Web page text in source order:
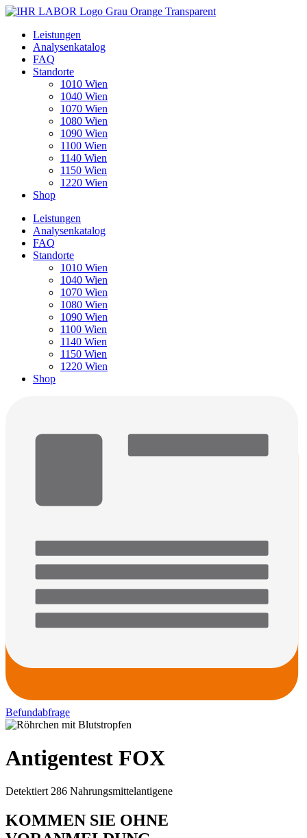
Leistungen
Analysenkatalog
FAQ
Standorte
1010 Wien
1040 Wien
1070 Wien
1080 Wien
1090 Wien
1100 Wien
1140 Wien
1150 Wien
1220 Wien
Shop
Leistungen
Analysenkatalog
FAQ
Standorte
1010 Wien
1040 Wien
1070 Wien
1080 Wien
1090 Wien
1100 Wien
1140 Wien
1150 Wien
1220 Wien
Shop
Befundabfrage
Antigentest FOX
Detektiert 286 Nahrungsmittelantigene
KOMMEN SIE OHNE